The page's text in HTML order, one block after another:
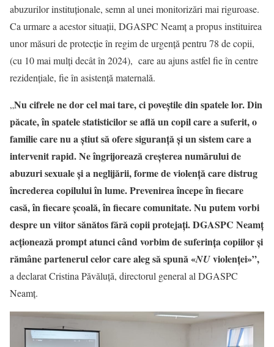
abuzurilor instituționale, semn al unei monitorizări mai riguroase.
Ca urmare a acestor situații, DGASPC Neamț a propus instituirea
unor măsuri de protecție în regim de urgență pentru 78 de copii,
(cu 10 mai mulți decât în 2024), care au ajuns astfel fie în centre
rezidențiale, fie în asistență maternală.
„Nu cifrele ne dor cel mai tare, ci poveștile din spatele lor. Din
păcate, în spatele statisticilor se află un copil care a suferit, o
familie care nu a știut să ofere siguranță și un sistem care a
intervenit rapid. Ne îngrijorează creșterea numărului de
abuzuri sexuale și a neglijării, forme de violență care distrug
încrederea copilului în lume. Prevenirea începe în fiecare
casă, în fiecare școală, în fiecare comunitate. Nu putem vorbi
despre un viitor sănătos fără copii protejați. DGASPC Neamț
acționează prompt atunci când vorbim de suferința copiilor și
rămâne partenerul celor care aleg să spună «NUviolenței»”,
a declarat Cristina Păvăluță, directorul general al DGASPC
Neamț.